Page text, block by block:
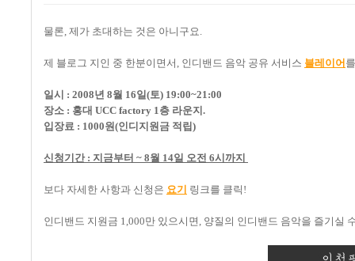
물론, 제가 초대하는 것은 아니구요.
제 블로그 지인 중 한분이면서, 인디밴드 음악 공유 서비스 블레이어
일시 : 2008년 8월 16일(토) 19:00~21:00
장소 : 홍대 UCC factory 1층 라운지.
입장료 : 1000원(인디지원금 적립)
신청기간 : 지금부터 ~ 8월 14일 오전 6시까지
보다 자세한 사항과 신청은 요기 링크를 클릭!
인디밴드 지원금 1,000만 있으시면, 양질의 인디밴드 음악을 즐기실